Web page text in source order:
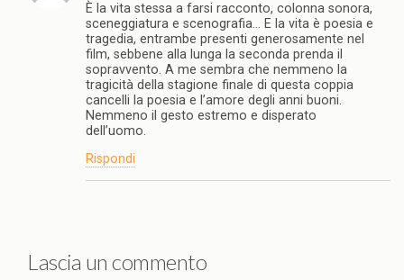
È la vita stessa a farsi racconto, colonna sonora,
sceneggiatura e scenografia… E la vita è poesia e
tragedia, entrambe presenti generosamente nel
film, sebbene alla lunga la seconda prenda il
sopravvento. A me sembra che nemmeno la
tragicità della stagione finale di questa coppia
cancelli la poesia e l’amore degli anni buoni.
Nemmeno il gesto estremo e disperato
dell’uomo.
Rispondi
Lascia un commento